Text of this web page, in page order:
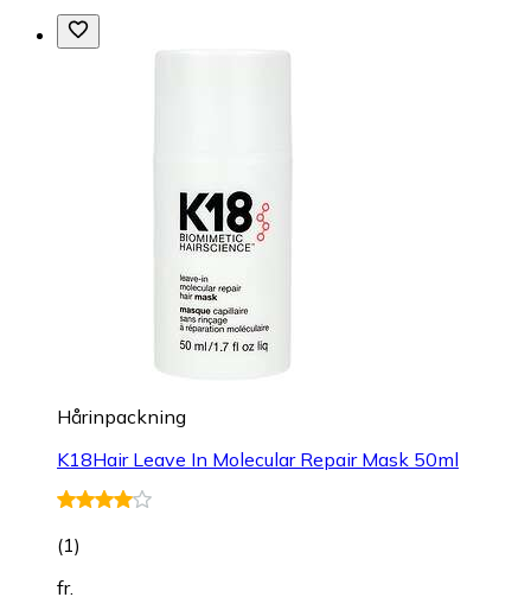
Hårinpackning
K18Hair Leave In Molecular Repair Mask 50ml
(1)
fr.